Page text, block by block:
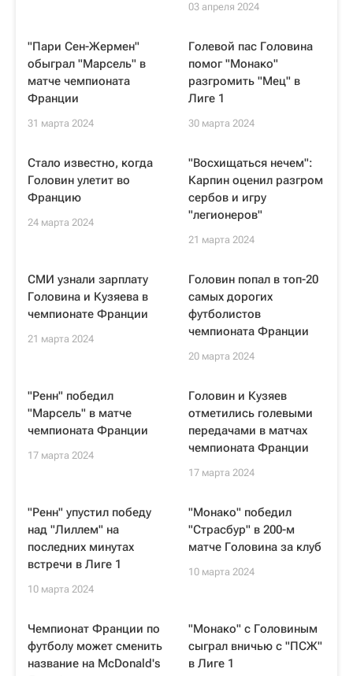
03 апреля 2024
"Пари Сен-Жермен"
обыграл "Марсель" в
матче чемпионата
Франции
31 марта 2024
Голевой пас Головина
помог "Монако"
разгромить "Мец" в
Лиге 1
30 марта 2024
Стало известно, когда
Головин улетит во
Францию
24 марта 2024
"Восхищаться нечем":
Карпин оценил разгром
сербов и игру
"легионеров"
21 марта 2024
СМИ узнали зарплату
Головина и Кузяева в
чемпионате Франции
21 марта 2024
Головин попал в топ-20
самых дорогих
футболистов
чемпионата Франции
20 марта 2024
"Ренн" победил
"Марсель" в матче
чемпионата Франции
17 марта 2024
Головин и Кузяев
отметились голевыми
передачами в матчах
чемпионата Франции
17 марта 2024
"Ренн" упустил победу
над "Лиллем" на
последних минутах
встречи в Лиге 1
10 марта 2024
"Монако" победил
"Страсбур" в 200-м
матче Головина за клуб
10 марта 2024
Чемпионат Франции по
футболу может сменить
название на McDonald's
"Монако" с Головиным
сыграл вничью с "ПСЖ"
в Лиге 1